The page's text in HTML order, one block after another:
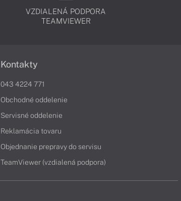
VZDIALENÁ PODPORA
TEAMVIEWER
Kontakty
043 4224 771
Obchodné oddelenie
Servisné oddelenie
Reklamácia tovaru
Objednanie prepravy do servisu
TeamViewer (vzdialená podpora)